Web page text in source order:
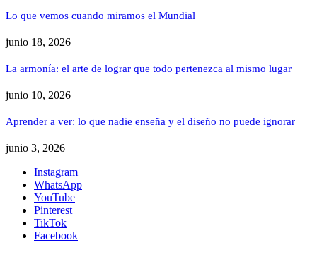
Lo que vemos cuando miramos el Mundial
junio 18, 2026
La armonía: el arte de lograr que todo pertenezca al mismo lugar
junio 10, 2026
Aprender a ver: lo que nadie enseña y el diseño no puede ignorar
junio 3, 2026
Instagram
WhatsApp
YouTube
Pinterest
TikTok
Facebook